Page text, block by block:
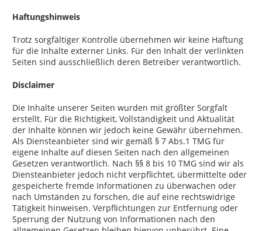
Haftungshinweis
Trotz sorgfältiger Kontrolle übernehmen wir keine Haftung
für die Inhalte externer Links. Für den Inhalt der verlinkten
Seiten sind ausschließlich deren Betreiber verantwortlich.
Disclaimer
Die Inhalte unserer Seiten wurden mit größter Sorgfalt
erstellt. Für die Richtigkeit, Vollständigkeit und Aktualität
der Inhalte können wir jedoch keine Gewähr übernehmen.
Als Diensteanbieter sind wir gemäß § 7 Abs.1 TMG für
eigene Inhalte auf diesen Seiten nach den allgemeinen
Gesetzen verantwortlich. Nach §§ 8 bis 10 TMG sind wir als
Diensteanbieter jedoch nicht verpflichtet, übermittelte oder
gespeicherte fremde Informationen zu überwachen oder
nach Umständen zu forschen, die auf eine rechtswidrige
Tätigkeit hinweisen. Verpflichtungen zur Entfernung oder
Sperrung der Nutzung von Informationen nach den